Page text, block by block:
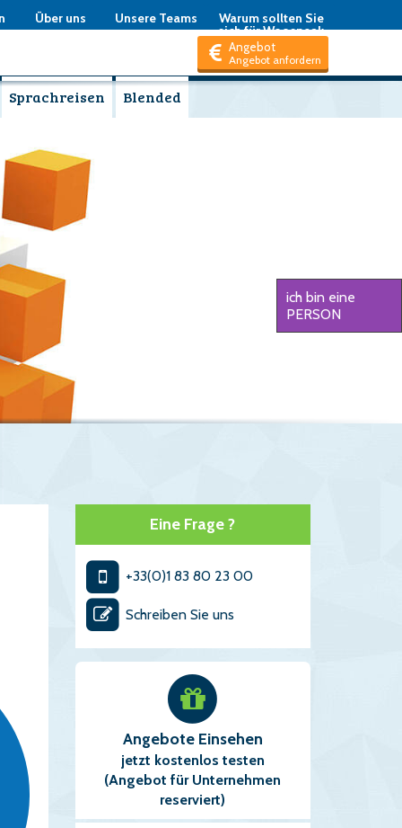
Über uns Unsere Teams Warum sollten Sie
sich für Woospeak
entscheiden
Angebot
Angebot anfordern
Sprachreisen Blended
ich bin eine
PERSON
Eine Frage ?
+33(0)1 83 80 23 00
Schreiben Sie uns
Angebote Einsehen
jetzt kostenlos testen
(Angebot für Unternehmen
reserviert)